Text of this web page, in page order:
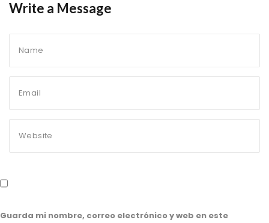
Write a Message
Guarda mi nombre, correo electrónico y web en este